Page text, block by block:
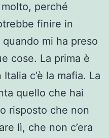
perché
finire in
mi ha preso
cose. La prima è
c’è la mafia. La
quello che hai
risposto che non
lì, che non c’era